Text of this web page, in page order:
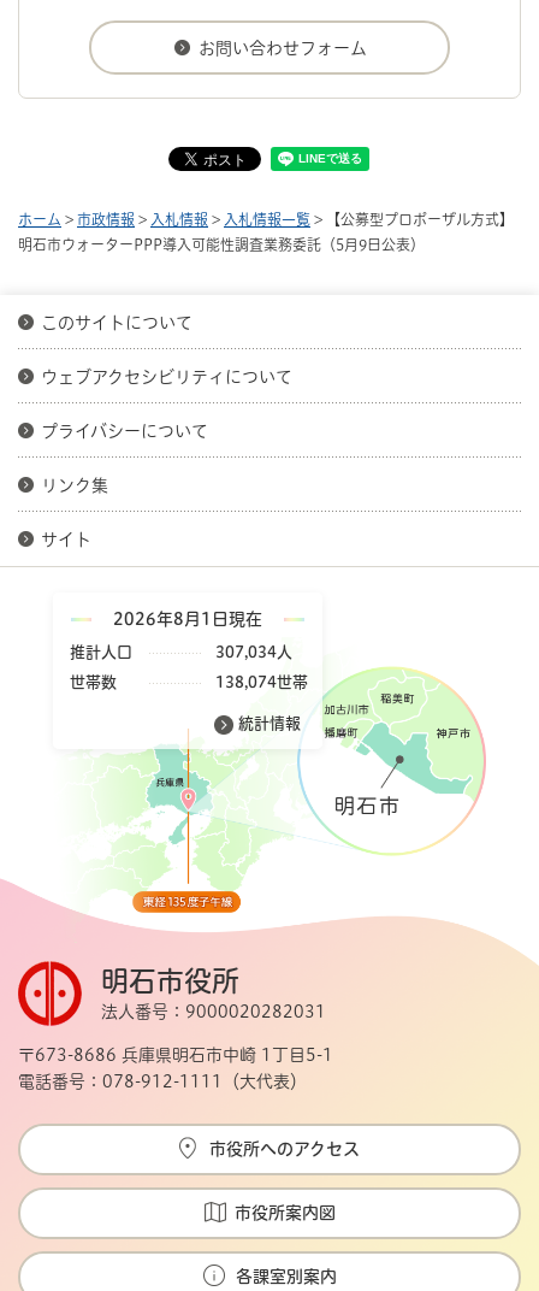
ホーム > 市政情報 > 入札情報 > 入札情報一覧 > 【公募型プロポーザル方式】
明石市ウォーターPPP導入可能性調査業務委託（5月9日公表）
このサイトについて
ウェブアクセシビリティについて
プライバシーについて
リンク集
サイト
2026年8月1日現在
推計人口
307,034人
世帯数
138,074世帯
統計情報
明石市役所
法人番号：9000020282031
〒673-8686 兵庫県明石市中崎 1丁目5-1
電話番号：078-912-1111（大代表）
市役所へのアクセス
市役所案内図
各課室別案内